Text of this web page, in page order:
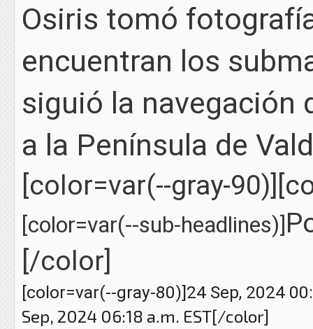
Osiris tomó
encuentran los
siguió la navegación
a la Península de
[color=var(--gray-
[color=var(--sub-headlines)]
[/color]
[color=var(--gray-80)]24 Sep, 2024
Sep, 2024 06:18 a.m. EST[/color]